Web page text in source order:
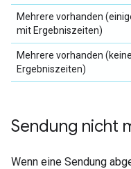
Mehrere vorhanden
mit Ergebniszeiten)
Mehrere vorhanden
Ergebniszeiten)
Sendung nicht
Wenn eine Sendung